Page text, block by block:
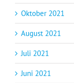
Oktober 2021
August 2021
Juli 2021
Juni 2021